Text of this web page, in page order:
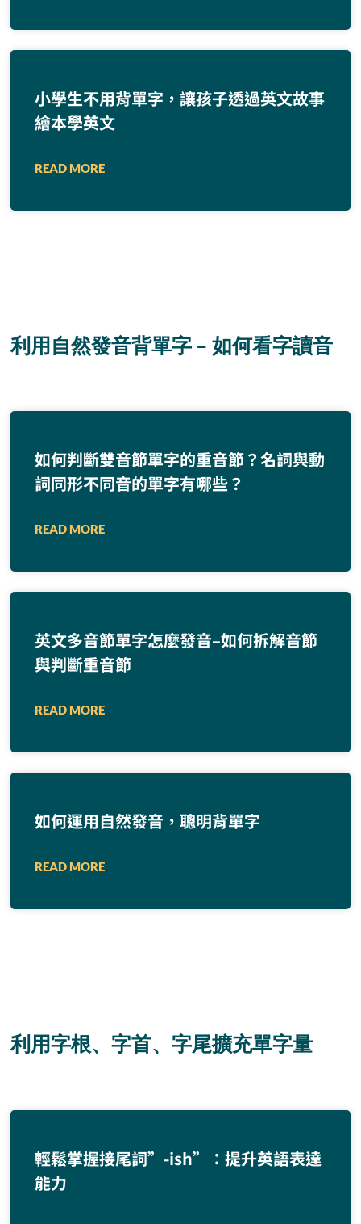
小學生不用背單字，讓孩子透過英文故事
繪本學英文
READ MORE
利用自然發音背單字 – 如何看字讀音
如何判斷雙音節單字的重音節？名詞與動
詞同形不同音的單字有哪些？
READ MORE
英文多音節單字怎麼發音–如何拆解音節
與判斷重音節
READ MORE
如何運用自然發音，聰明背單字
READ MORE
利用字根、字首、字尾擴充單字量
輕鬆掌握接尾詞”-ish”：提升英語表達
能力